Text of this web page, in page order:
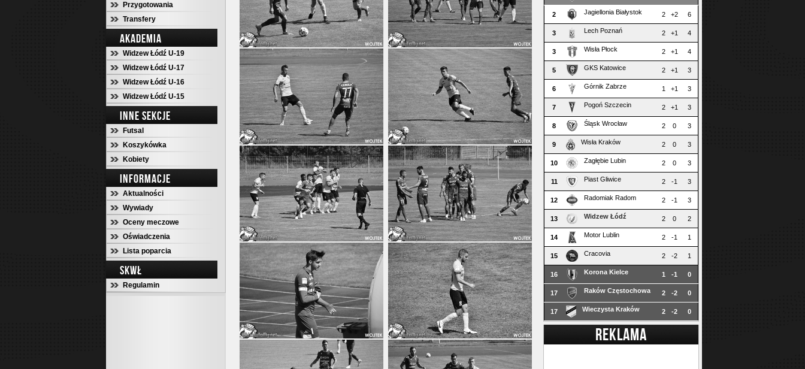
Przygotowania
Transfery
AKADEMIA
Widzew Łódź U-19
Widzew Łódź U-17
Widzew Łódź U-16
Widzew Łódź U-15
INNE SEKCJE
Futsal
Koszykówka
Kobiety
INFORMACJE
Aktualności
Wywiady
Oceny meczowe
Oświadczenia
Lista poparcia
SKWŁ
Regulamin
2 Jagiellonia Białystok 2 +2 6
3 Lech Poznań 2 +1 4
3 Wisła Płock 2 +1 4
5 GKS Katowice 2 +1 3
6 Górnik Zabrze 1 +1 3
7 Pogoń Szczecin 2 +1 3
8 Śląsk Wrocław 2 0 3
9 Wisła Kraków 2 0 3
10 Zagłębie Lubin 2 0 3
11 Piast Gliwice 2 -1 3
12 Radomiak Radom 2 -1 3
13 Widzew Łódź 2 0 2
14 Motor Lublin 2 -1 1
15 Cracovia 2 -2 1
16 Korona Kielce 1 -1 0
17 Raków Częstochowa 2 -2 0
17 Wieczysta Kraków 2 -2 0
REKLAMA